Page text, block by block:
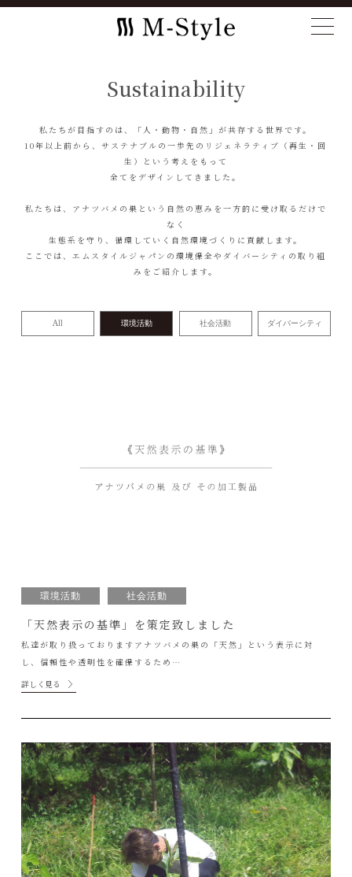
Sustainability
私たちが目指すのは、「人・動物・自然」が共存する世界です。
10年以上前から、サステナブルの一歩先のリジェネラティブ（再生・回
生）という考えをもって
全てをデザインしてきました。
私たちは、アナツバメの巣という自然の恵みを一方的に受け取るだけで
なく
生態系を守り、循環していく自然環境づくりに貢献します。
ここでは、エムスタイルジャパンの環境保全やダイバーシティの取り組
みをご紹介します。
All 環境活動 社会活動 ダイバーシティ
環境活動 社会活動
「天然表示の基準」を策定致しました
私達が取り扱っておりますアナツバメの巣の「天然」という表示に対
し、信頼性や透明性を確保するため…
詳しく見る